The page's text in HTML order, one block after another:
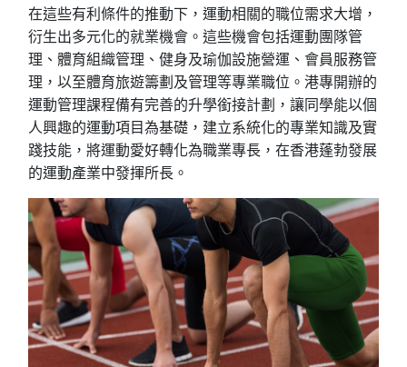
在這些有利條件的推動下，運動相關的職位需求大增，
衍生出多元化的就業機會。這些機會包括運動團隊管
理、體育組織管理、健身及瑜伽設施營運、會員服務管
理，以至體育旅遊籌劃及管理等專業職位。港專開辦的
運動管理課程備有完善的升學銜接計劃，讓同學能以個
人興趣的運動項目為基礎，建立系統化的專業知識及實
踐技能，將運動愛好轉化為職業專長，在香港蓬勃發展
的運動產業中發揮所長。